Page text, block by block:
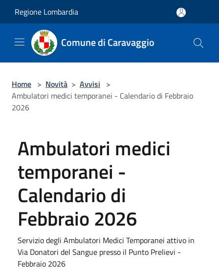
Regione Lombardia
Comune di Caravaggio
Home > Novità > Avvisi >
Ambulatori medici temporanei - Calendario di Febbraio
2026
Ambulatori medici
temporanei -
Calendario di
Febbraio 2026
Servizio degli Ambulatori Medici Temporanei attivo in
Via Donatori del Sangue presso il Punto Prelievi -
Febbraio 2026